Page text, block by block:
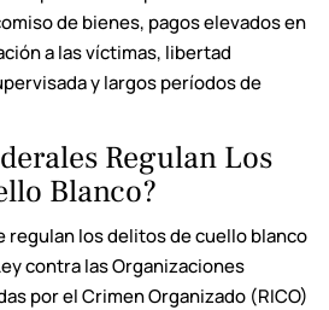
de bienes, pagos elevados en
a las víctimas, libertad
y largos períodos de
Regulan Los
Blanco?
regulan los delitos de cuello blanco
contra las Organizaciones
por el Crimen Organizado (RICO)